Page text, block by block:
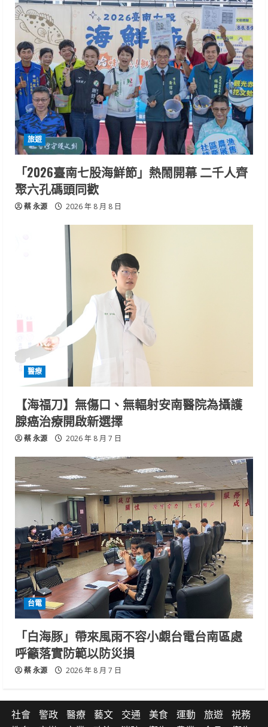
旅遊
「2026臺南七股海鮮節」熱鬧開幕 二千人齊
聚六孔碼頭同歡
蔡 永源 2026 年 8 月 8 日
醫療
【海福刀】無傷口、無輻射安南醫院為攝護
腺癌治療開啟新選擇
蔡 永源 2026 年 8 月 7 日
台電
「白海豚」帶來風雨不容小覷台電台南區處
呼籲落實防範以防災損
蔡 永源 2026 年 8 月 7 日
社會 警政 醫療 藝文 交通 美食 運動 旅遊
祱務